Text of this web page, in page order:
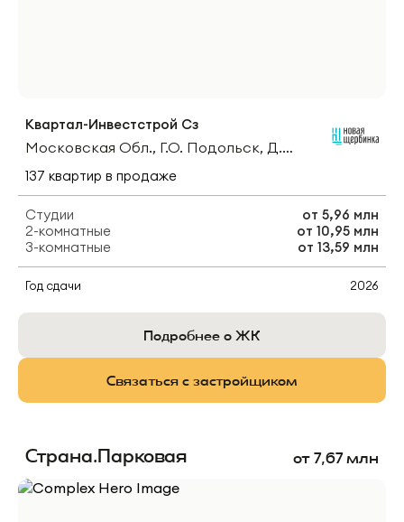
Квартал-Инвестстрой Сз
Московская Обл., Г.о. Подольск, Д. Борисовка, Ул. Рахманинова
137 квартир в продаже
Студии от 5,96 млн
2-комнатные
от 10,95 млн
3-комнатные
от 13,59 млн
Год сдачи 2026
Подробнее о ЖК
Связаться с застройщиком
Страна.Парковая от 7,67млн